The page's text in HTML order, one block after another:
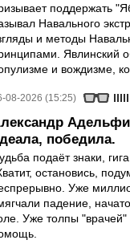
поддержать
Навального
и методы
Явлинский
и вождизме,
08-2026 (15:25)
победила.
подаёт знаки,
остановись,
Уже
падение,
Уже толпы